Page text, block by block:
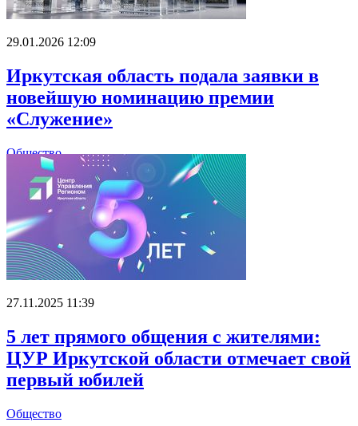
29.01.2026 12:09
Иркутская область подала заявки в
новейшую номинацию премии
«Служение»
Общество
27.11.2025 11:39
5 лет прямого общения с жителями:
ЦУР Иркутской области отмечает свой
первый юбилей
Общество